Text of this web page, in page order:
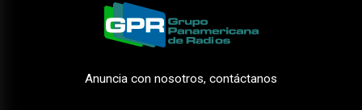
Anuncia con nosotros, contáctanos